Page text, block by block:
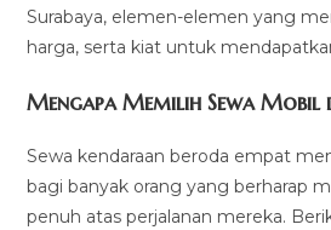
Surabaya, elemen-elemen yang
harga, serta kiat untuk
Mengapa Memilih Sewa Mobil
Sewa kendaraan beroda empat
bagi banyak orang yang berharap
penuh atas perjalanan mereka.